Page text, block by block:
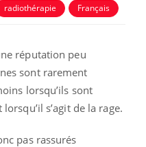
radiothérapie Français
réputation peu
sont rarement
lorsqu’ils sont
s’agit de la rage.
pas rassurés